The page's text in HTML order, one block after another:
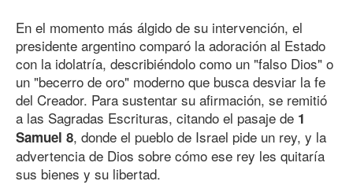
En el momento más álgido de su intervención, el
presidente argentino comparó la adoración al Estado
con la idolatría, describiéndolo como un "falso Dios" o
un "becerro de oro" moderno que busca desviar la fe
del Creador. Para sustentar su afirmación, se remitió
a las Sagradas Escrituras, citando el pasaje de 1
Samuel 8, donde el pueblo de Israel pide un rey, y la
advertencia de Dios sobre cómo ese rey les quitaría
sus bienes y su libertad.